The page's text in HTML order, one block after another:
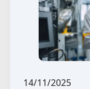
14/11/2025